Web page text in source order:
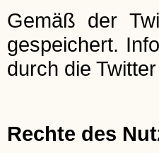
Gemäß der
gespeichert.
durch die
Rechte des